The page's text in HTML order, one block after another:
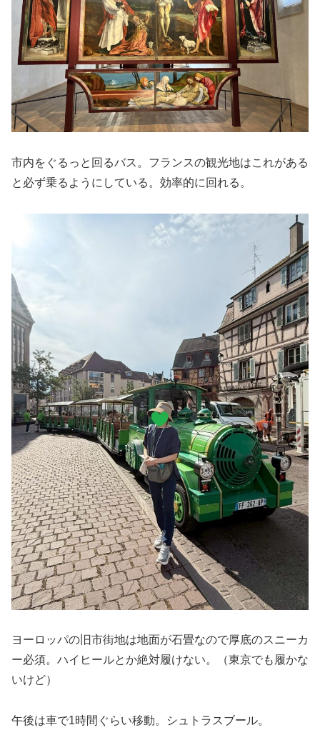
市内をぐるっと回るバス。フランスの観光地はこれがある
と必ず乗るようにしている。効率的に回れる。
ヨーロッパの旧市街地は地面が石畳なので厚底のスニーカ
ー必須。ハイヒールとか絶対履けない。（東京でも履かな
いけど）
午後は車で1時間ぐらい移動。シュトラスブール。